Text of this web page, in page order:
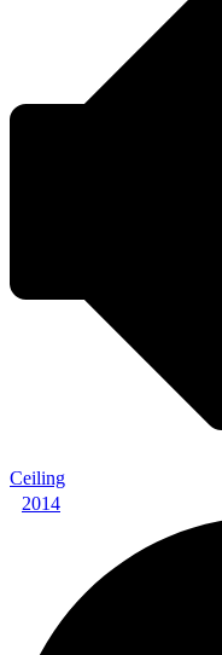
Ceiling
2014